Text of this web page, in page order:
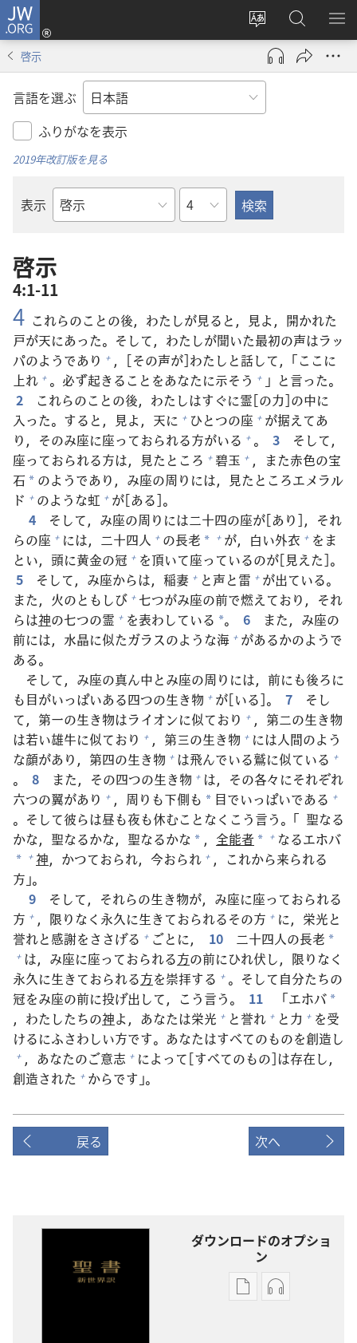
JW.ORG
サ
イ
ト
の
言
え
る
ロ
グ
ン
し
で
開
JW.ORG
の
検
メ
を
啓示
言語を選ぶ
ふりがなを表示
2019年改訂版を見る
表示
聖
の
書
名
章
啓示
4:1-11
4 これらのことの後，わたしが見ると， 見よ， 開かれた
戸が天にあった。そして，わたしが聞いた最初の声はラッ
パのようであり + ，[その声が]わたしと話して，「ここに
上れ + 。 必ず起きることをあなたに示そう + 」と言った。
2
これらのことの後，わたしはすぐに霊[の力]の中に
入った。すると， 見よ， 天に + ひとつの座 + が据えてあ
り，そのみ座に座っておられる方がいる + 。 3
そして，
座っておられる方は， 見たところ + 碧玉 + ，また赤色の宝
石 * のようであり，み座の周りには， 見たところエメラル
ド + のような虹 + が[ある]。
4
そして，み座の周りには二十四の座が[あり]，それ
らの座 + には， 二十四人 + の長老 * + が， 白い外衣 + をま
とい， 頭に黄金の冠 + を頂いて座っているのが[見えた]。
5
そして，み座からは， 稲妻 + と声と雷 + が出ている。
また， 火のともしび + 七つがみ座の前で燃えており，それ
らは神の七つの霊 + を表わしている *。 6 また，み座の
前には， 水晶に似たガラスのような海 + があるかのようで
ある。
そして，み座の真ん中とみ座の周りには， 前にも後ろに
も目がいっぱいある四つの生き物 + が[いる]。 7
そし
て， 第一の生き物はライオンに似ており + ， 第二の生き物
は若い雄牛に似ており + ， 第三の生き物 + には人間のよう
な顔があり， 第四の生き物 + は飛んでいる鷲に似ている +
。 8 また，その四つの生き物 + は，その各々 にそれぞれ
六つの翼があり + ， 周りも下側も * 目でいっぱいである +
。そして彼らは昼も夜も休むことなくこう言う。「 聖なる
かな， 聖なるかな， 聖なるかな * ， 全能者 * + なるエホバ
* + 神，かつておられ， 今おられ + ，これから来られる
方 」。
9
そして，それらの生き物が，み座に座っておられる
方 + ， 限りなく 永久に生きておられるその方 + に， 栄光と
誉れと感謝をささげる + ごとに， 10 二十四人の長老 *
+ は，み座に座っておられる方の前にひれ伏し， 限りなく
永久に生きておられる方を崇拝する + 。そして自分たちの
冠をみ座の前に投げ出して，こう言う。 11 「エホバ *
，わたしたちの神よ，あなたは栄光 + と誉れ + と力 + を受
けるにふさわしい方です。あなたはすべてのものを創造し
+ ，あなたのご意志 + によって[すべてのもの]は存在し，
創造された + からです」。
戻る 次へ
ダウンロードのオプショ
ン
出
オー